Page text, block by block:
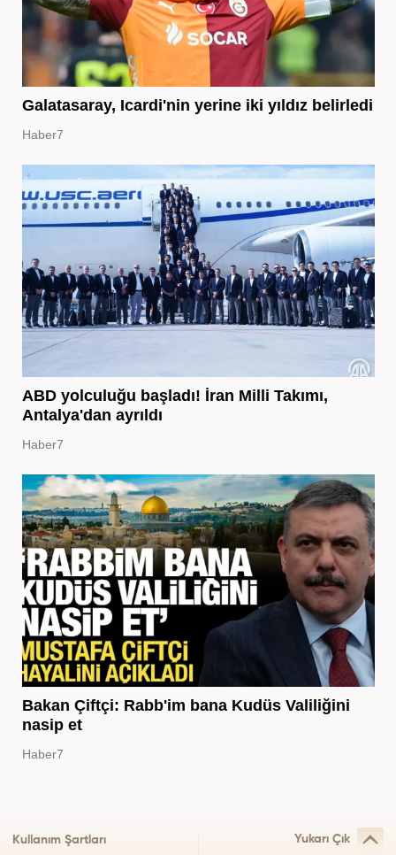
Galatasaray, Icardi'nin yerine iki yıldız belirledi
Haber7
ABD yolculuğu başladı! İran Milli Takımı,
Antalya'dan ayrıldı
Haber7
Bakan Çiftçi: Rabb'im bana Kudüs Valiliğini
nasip et
Haber7
Kullanım Şartları Yukarı Çık